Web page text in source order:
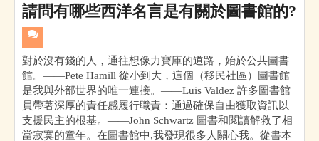
請問有哪些西洋名言是有關於圖書館的?
對於沒有錢的人，通往想像力寶庫的道路，始於公共圖書
館。——Pete Hamill 從小到大，這個（移民社區）圖書館
是我與外部世界的唯一連接。——Luis Valdez 許多圖書館
員帶著深厚的責任感履行職責：通過確保自由獲取資訊以
支援民主的根基。——John Schwartz 圖書和閱讀解救了相
當寂寞的童年。在圖書館中,我發現很多人關心我。從書本